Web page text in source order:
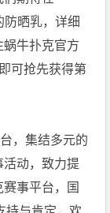
晒乳，详细
牛扑克官方
可抢先获得第
，集结多元的
动，致力提
事平台，国